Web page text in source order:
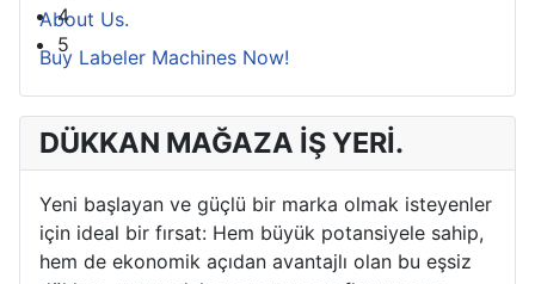
4
5
About Us.
Buy Labeler Machines Now!
DÜKKAN MAĞAZA İŞ YERİ.
Yeni başlayan ve güçlü bir marka olmak isteyenler
için ideal bir fırsat: Hem büyük potansiyele sahip,
hem de ekonomik açıdan avantajlı olan bu eşsiz